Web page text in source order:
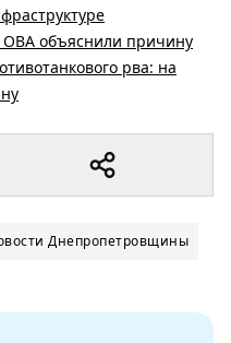
ОВА объяснили причину
рва: на
Днепропетровщины